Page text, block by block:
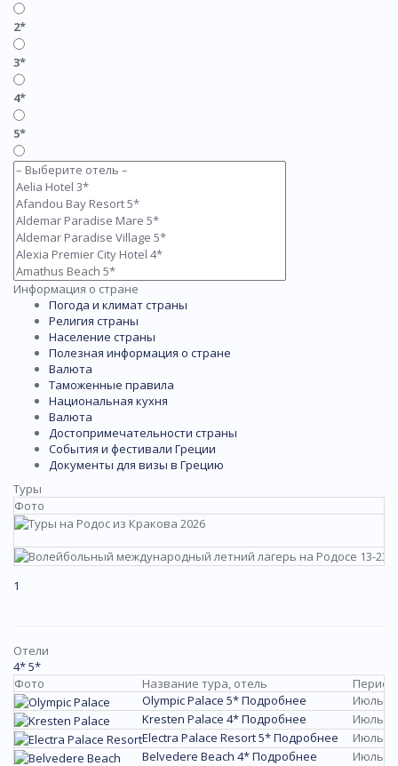
2*
3*
4*
5*
Информация о стране
Погода и климат страны
Религия страны
Население страны
Полезная информация о стране
Валюта
Таможенные правила
Национальная кухня
Валюта
Достопримечательности страны
События и фестивали Греции
Документы для визы в Грецию
Туры
Фото
1
Отели
4*5*
Фото
Название тура, отель
Olympic Palace 5*Подробнее
Июль/
Kresten Palace 4*Подробнее
Июль/
Electra Palace Resort 5*Подробнее
Июль/
Belvedere Beach 4*Подробнее
Июль/